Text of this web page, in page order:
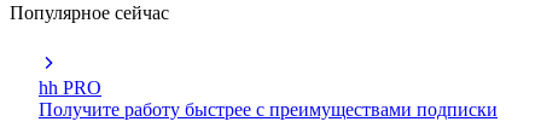
Популярное сейчас
hh PRO
Получите работу быстрее с преимуществами подписки